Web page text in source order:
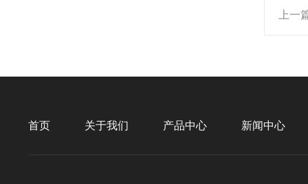
上一
首页 关于我们 产品中心 新闻中心